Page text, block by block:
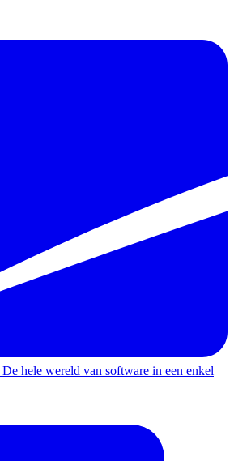
De hele wereld van software in een enkel